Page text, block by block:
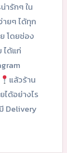
ยๆ ได้ทุก
โดยช่อง
ได้แก่
แล้วร้าน
ด้อย่างไร
Delivery